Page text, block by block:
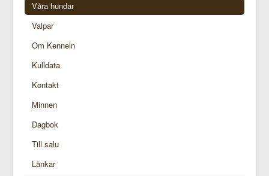
Våra hundar
Valpar
Om Kenneln
Kulldata
Kontakt
Minnen
Dagbok
Till salu
Länkar